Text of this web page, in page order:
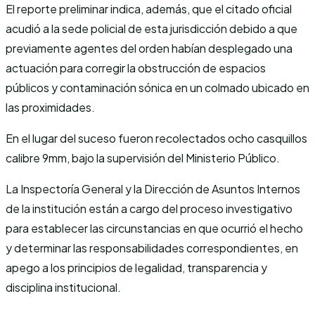
El reporte preliminar indica, además, que el citado oficial
acudió a la sede policial de esta jurisdicción debido a que
previamente agentes del orden habían desplegado una
actuación para corregir la obstrucción de espacios
públicos y contaminación sónica en un colmado ubicado en
las proximidades.
En el lugar del suceso fueron recolectados ocho casquillos
calibre 9mm, bajo la supervisión del Ministerio Público.
La Inspectoría General y la Dirección de Asuntos Internos
de la institución están a cargo del proceso investigativo
para establecer las circunstancias en que ocurrió el hecho
y determinar las responsabilidades correspondientes, en
apego a los principios de legalidad, transparencia y
disciplina institucional.